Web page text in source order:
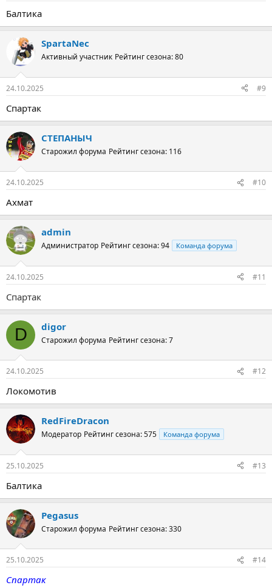
Балтика
SpartaNec
Активный участник Рейтинг сезона: 80
24.10.2025 #9
Спартак
СТЕПАНЫЧ
Старожил форума Рейтинг сезона: 116
24.10.2025 #10
Ахмат
admin
Администратор Рейтинг сезона: 94 Команда форума
24.10.2025 #11
Спартак
D digor
Старожил форума Рейтинг сезона: 7
24.10.2025 #12
Локомотив
RedFireDracon
Модератор Рейтинг сезона: 575 Команда форума
25.10.2025 #13
Балтика
Pegasus
Старожил форума Рейтинг сезона: 330
25.10.2025 #14
Спартак